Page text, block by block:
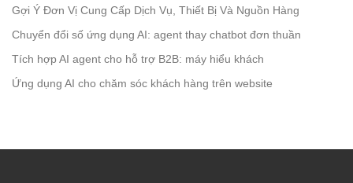
Gợi Ý Đơn Vị Cung Cấp Dịch Vụ, Thiết Bị Và Nguồn Hàng
Chuyển đổi số ứng dụng AI: agent thay chatbot đơn thuần
Tích hợp AI agent cho hỗ trợ B2B: máy hiểu khách
Ứng dụng AI cho chăm sóc khách hàng trên website